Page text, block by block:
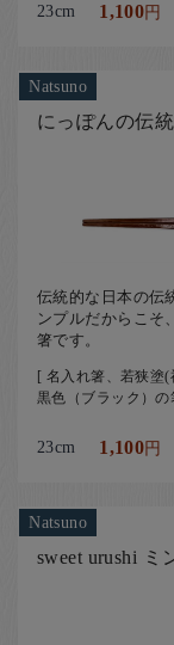
23cm 1,100円
Natsuno
にっぽんの伝
伝統的な日本の伝
ンプルだからこそ
箸です。
[ 名入れ箸、若狭塗(
黒色（ブラック）の
23cm 1,100円
Natsuno
sweet urushi ミ